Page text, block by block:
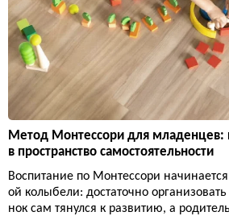
Метод Монтессори для младенцев:
в пространство самостоятельности
Воспитание по Монтессори
ой колыбели: достаточно
нок сам тянулся к развитию, а